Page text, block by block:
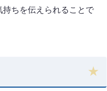
ちを伝えられることで